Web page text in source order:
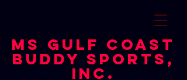
MS Gulf Coast
Buddy Sports,
Inc.